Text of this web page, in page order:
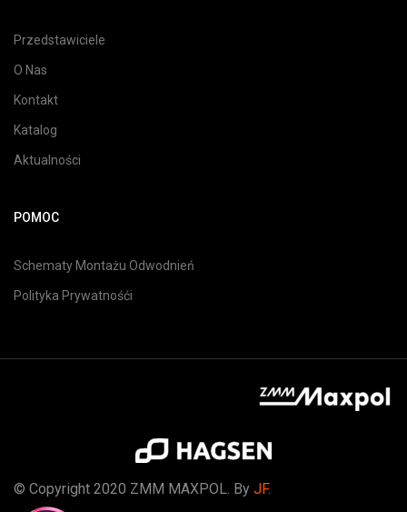
Przedstawiciele
O Nas
Kontakt
Katalog
Aktualności
POMOC
Schematy Montażu Odwodnień
Polityka Prywatnośći
© Copyright 2020 ZMM MAXPOL. By JF.